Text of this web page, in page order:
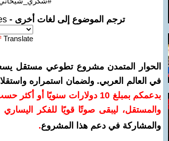
ترجم الموضوع إلى لغات أخرى -
Translate
الحوار المتمدن مشروع تطوعي مستقل يسعى
في العالم العربي. ولضمان استمراره
بدعمكم بمبلغ 10 دولارات سنويًا
والمستقل، ليبقى صوتًا قويًا للفكر اليساري
والمشاركة في دعم هذا المشروع.